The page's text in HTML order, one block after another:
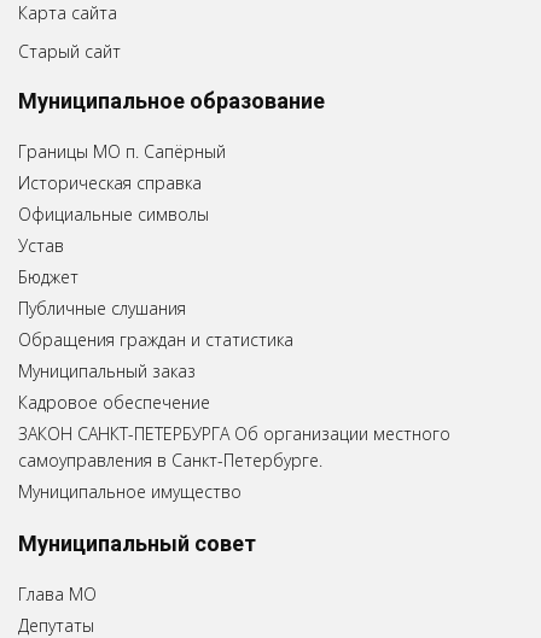
Карта сайта
Старый сайт
Муниципальное образование
Границы МО п. Сапёрный
Историческая справка
Официальные символы
Устав
Бюджет
Публичные слушания
Обращения граждан и статистика
Муниципальный заказ
Кадровое обеспечение
ЗАКОН САНКТ-ПЕТЕРБУРГА Об организации местного
самоуправления в Санкт-Петербурге.
Муниципальное имущество
Муниципальный совет
Глава МО
Депутаты